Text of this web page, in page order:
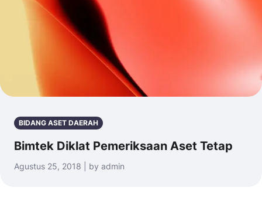
BIDANG ASET DAERAH
Bimtek Diklat Pemeriksaan Aset Tetap
Agustus 25, 2018 | by admin